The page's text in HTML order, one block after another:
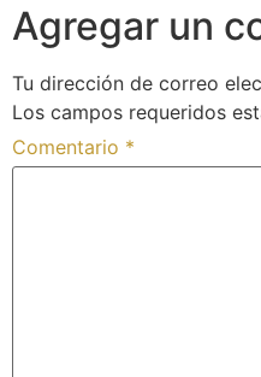
Agregar un
Tu dirección de correo
Los campos requeridos
Comentario *